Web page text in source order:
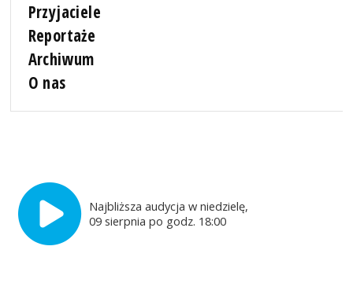
Przyjaciele
Reportaże
Archiwum
O nas
Najbliższa audycja w niedzielę,
09 sierpnia po godz. 18:00